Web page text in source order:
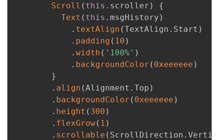
Scroll ( this . scroller )
{
Text ( this . msgHistory )
. textAlign (TextAlign . Start )
. padding ( 10 )
. width ( '100%' )
. backgroundColor ( 0xeeeeee )
}
. align (Alignment . Top )
. backgroundColor ( 0xeeeeee )
. height ( 300 )
. flexGrow( 1 )
. scrollable ( ScrollDirection .